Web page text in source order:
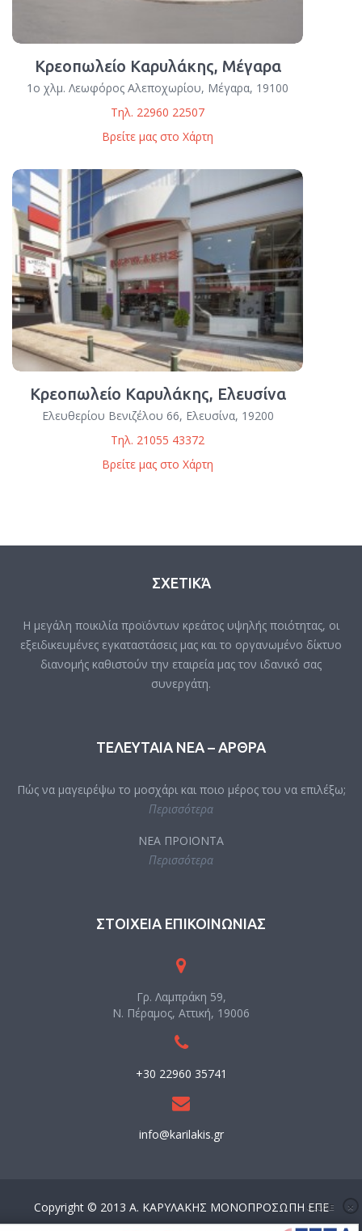
Κρεοπωλείο Καρυλάκης, Μέγαρα
1ο χλμ. Λεωφόρος Αλεπoχωρίου, Μέγαρα, 19100
Τηλ. 22960 22507
Βρείτε μας στο Χάρτη
Κρεοπωλείο Καρυλάκης, Ελευσίνα
Ελευθερίου Βενιζέλου 66, Ελευσίνα, 19200
Τηλ. 21055 43372
Βρείτε μας στο Χάρτη
ΣΧΕΤΙΚΆ
Η μεγάλη ποικιλία προϊόντων κρεάτος υψηλής ποιότητας, οι
εξειδικευμένες εγκαταστάσεις μας και το οργανωμένο δίκτυο
διανομής καθιστούν την εταιρεία μας τον ιδανικό σας
συνεργάτη.
ΤΕΛΕΥΤΑΙΑ ΝΕΑ – ΑΡΘΡΑ
Πώς να μαγειρέψω το μοσχάρι και ποιο μέρος του να επιλέξω;
Περισσότερα
ΝΕΑ ΠΡΟΙΟΝΤΑ
Περισσότερα
ΣΤΟΙΧΕΙΑ ΕΠΙΚΟΙΝΩΝΙΑΣ
Γρ. Λαμπράκη 59,
Ν. Πέραμος, Αττική, 19006
+30 22960 35741
info@karilakis.gr
Copyright © 2013 Α. ΚΑΡΥΛΑΚΗΣ ΜΟΝΟΠΡΟΣΩΠΗ ΕΠΕ